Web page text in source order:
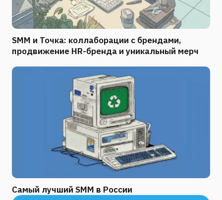
SMM и Точка: коллаборации с брендами,
продвижение HR-бренда и уникальный мерч
Самый лучший SMM в России